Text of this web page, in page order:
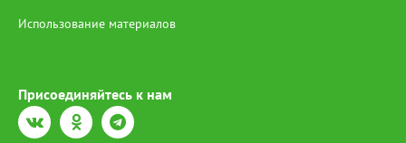
Использование материалов
Присоединяйтесь к нам